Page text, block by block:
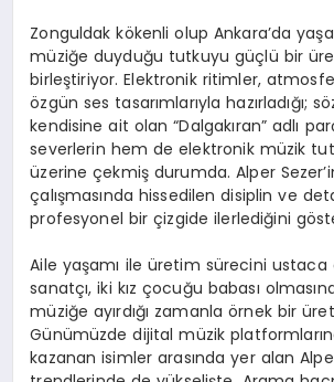
Zonguldak kökenli olup Ankara’da
müziğe duyduğu tutkuyu güçlü bir
birleştiriyor. Elektronik ritimler,
özgün ses tasarımlarıyla hazırladığı;
kendisine ait olan “Dalgakıran” adlı
severlerin hem de elektronik müzik
üzerine çekmiş durumda. Alper
çalışmasında hissedilen disiplin ve
profesyonel bir çizgide ilerlediğini
Aile yaşamı ile üretim sürecini ustaca
sanatçı, iki kız çocuğu babası
müziğe ayırdığı zamanla örnek bir
Günümüzde dijital müzik
kazanan isimler arasında yer alan